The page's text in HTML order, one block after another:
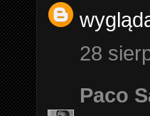
28
Paco